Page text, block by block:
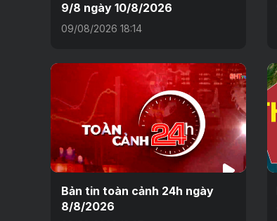
9/8 ngày 10/8/2026
09/08/2026 18:14
Bản tin toàn cảnh 24h ngày
8/8/2026